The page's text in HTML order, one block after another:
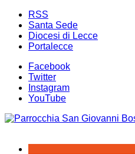
Salta
contenuto
RSS
Santa Sede
Diocesi di Lecce
Portalecce
Facebook
Twitter
Instagram
YouTube